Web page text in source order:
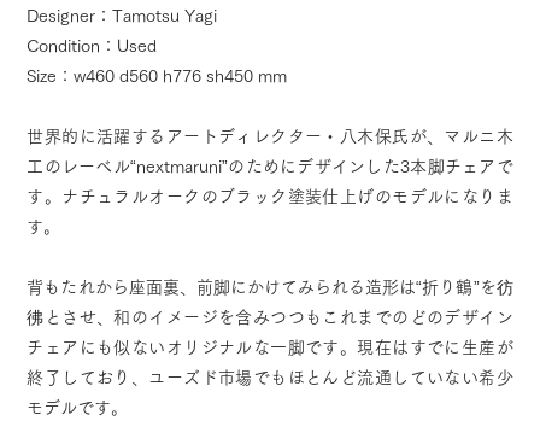
Designer：Tamotsu Yagi
Condition：Used
Size：w460 d560 h776 sh450 mm
世界的に活躍するアートディレクター・八木保氏が、マルニ木
工のレーベル“nextmaruni”のためにデザインした3本脚チェアで
す。ナチュラルオークのブラック塗装仕上げのモデルになりま
す。
背もたれから座面裏、前脚にかけてみられる造形は“折り鶴”を彷
彿とさせ、和のイメージを含みつつもこれまでのどのデザイン
チェアにも似ないオリジナルな一脚です。現在はすでに生産が
終了しており、ユーズド市場でもほとんど流通していない希少
モデルです。